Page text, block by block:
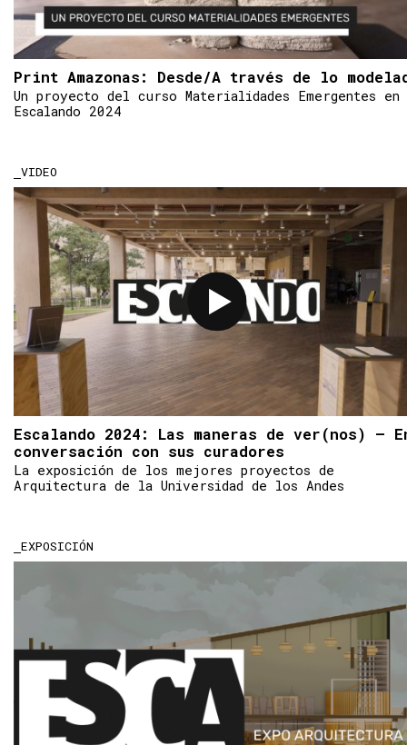
Print Amazonas: Desde/A través de lo
Un proyecto del curso Materialidades Emergentes en
Escalando 2024
VIDEO
Escalando 2024: Las maneras de ver(nos) –
conversación con sus curadores
La exposición de los mejores proyectos de
Arquitectura de la Universidad de los Andes
EXPOSICIÓN